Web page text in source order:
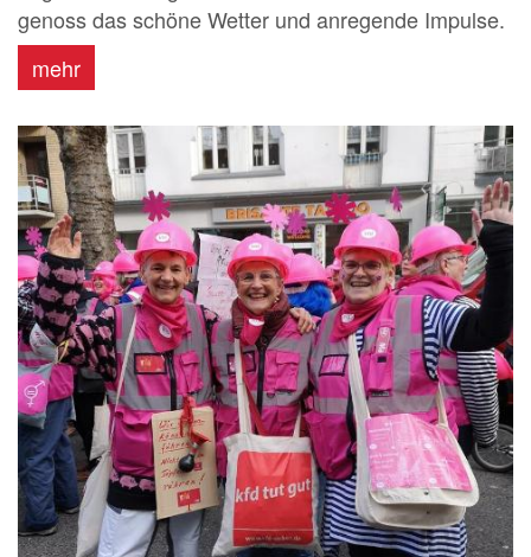
genoss das schöne Wetter und anregende Impulse.
mehr